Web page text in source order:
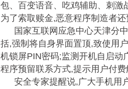
包、百变语音、吃鸡辅助、刺激
为了索取赎金,恶意程序制造者
国家互联网应急中心天津分
括,强制将自身界面置顶,致使用
机锁屏PIN密码;监测开机自启动
程序预留联系方式,提示用户付费
安全专家提醒说,广大手机用